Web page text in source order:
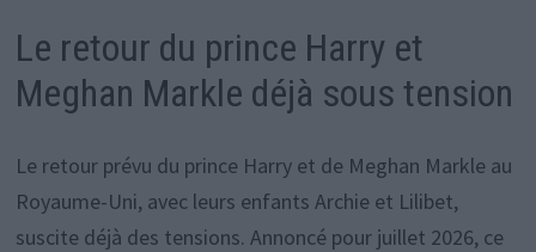
Le retour du prince Harry et
Meghan Markle déjà sous tension
Le retour prévu du prince Harry et de Meghan Markle au
Royaume-Uni, avec leurs enfants Archie et Lilibet,
suscite déjà des tensions. Annoncé pour juillet 2026, ce